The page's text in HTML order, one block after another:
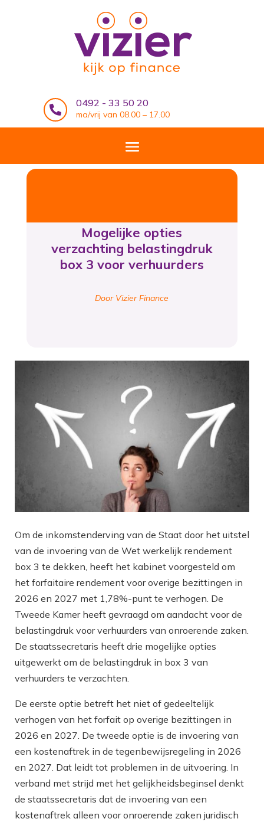

0492 - 33 50 20
ma/vrij van 08.00 – 17.00
Mogelijke opties
verzachting belastingdruk
box 3 voor verhuurders
Door Vizier Finance
Om de inkomstenderving van de Staat door het uitstel
van de invoering van de Wet werkelijk rendement
box 3 te dekken, heeft het kabinet voorgesteld om
het forfaitaire rendement voor overige bezittingen in
2026 en 2027 met 1,78%-punt te verhogen. De
Tweede Kamer heeft gevraagd om aandacht voor de
belastingdruk voor verhuurders van onroerende zaken.
De staatssecretaris heeft drie mogelijke opties
uitgewerkt om de belastingdruk in box 3 van
verhuurders te verzachten.
De eerste optie betreft het niet of gedeeltelijk
verhogen van het forfait op overige bezittingen in
2026 en 2027. De tweede optie is de invoering van
een kostenaftrek in de tegenbewijsregeling in 2026
en 2027. Dat leidt tot problemen in de uitvoering. In
verband met strijd met het gelijkheidsbeginsel denkt
de staatssecretaris dat de invoering van een
kostenaftrek alleen voor onroerende zaken juridisch